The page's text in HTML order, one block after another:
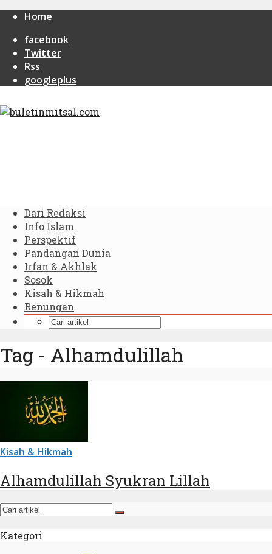
Home
facebook
Twitter
Rss
googleplus
Dari Redaksi
Info Islam
Perspektif
Pandangan Dunia
Irfan & Akhlak
Sosok
Kisah & Hikmah
Renungan
Tag - Alhamdulillah
Kisah & Hikmah
Alhamdulillah Syukran Lillah
Kategori